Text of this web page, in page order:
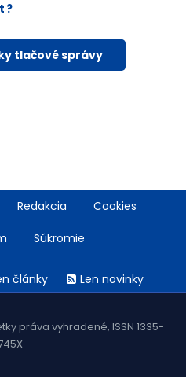
?
tlačové správy
Redakcia Cookies
Súkromie
články Len novinky
práva vyhradené, ISSN 1335-